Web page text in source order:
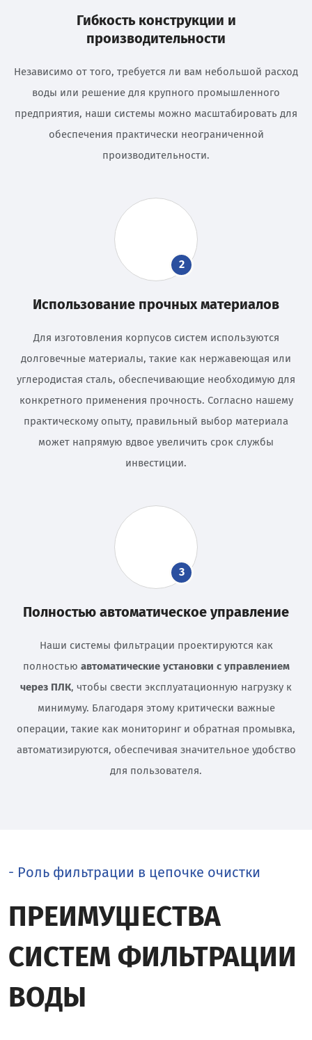
Гибкость конструкции и
производительности
Независимо от того, требуется ли вам небольшой расход
воды или решение для крупного промышленного
предприятия, наши системы можно масштабировать для
обеспечения практически неограниченной
производительности.
2
Использование прочных материалов
Для изготовления корпусов систем используются
долговечные материалы, такие как нержавеющая или
углеродистая сталь, обеспечивающие необходимую для
конкретного применения прочность. Согласно нашему
практическому опыту, правильный выбор материала
может напрямую вдвое увеличить срок службы
инвестиции.
3
Полностью автоматическое управление
Наши системы фильтрации проектируются как
полностью автоматические установки с управлением
через ПЛК, чтобы свести эксплуатационную нагрузку к
минимуму. Благодаря этому критически важные
операции, такие как мониторинг и обратная промывка,
автоматизируются, обеспечивая значительное удобство
для пользователя.
- Роль фильтрации в цепочке очистки
ПРЕИМУЩЕСТВА
СИСТЕМ ФИЛЬТРАЦИИ
ВОДЫ